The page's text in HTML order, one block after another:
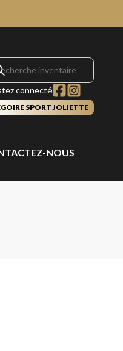
connecté
SPORT JOLIETTE
NOUS